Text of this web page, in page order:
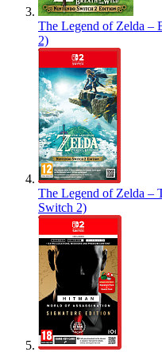
The Legend of Zelda –
2)
The Legend of Zelda –
Switch 2)